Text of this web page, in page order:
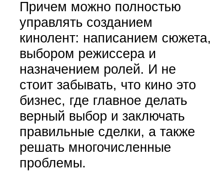
Причем можно полностью
управлять созданием
кинолент: написанием сюжета,
выбором режиссера и
назначением ролей. И не
стоит забывать, что кино это
бизнес, где главное делать
верный выбор и заключать
правильные сделки, а также
решать многочисленные
проблемы.